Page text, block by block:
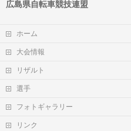
広島県自転車競技連盟
ホーム
大会情報
リザルト
選手
フォトギャラリー
リンク